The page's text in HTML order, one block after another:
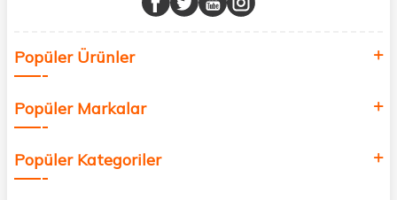
Sağlık, güzellik ve iyi yaşam için aradığınız her şey burada!
değer katmak için bize katılın!
Popüler Ürünler
Popüler Markalar
Popüler Kategoriler